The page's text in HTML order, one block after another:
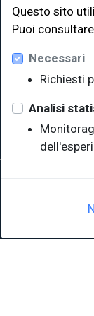
LINK
Università degli
Sistema
EUT in cifre
P.IVA
Questo sito
Puoi
Necessari
Richiesti
Analisi